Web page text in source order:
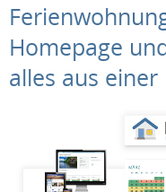
Homepage
alles aus einer